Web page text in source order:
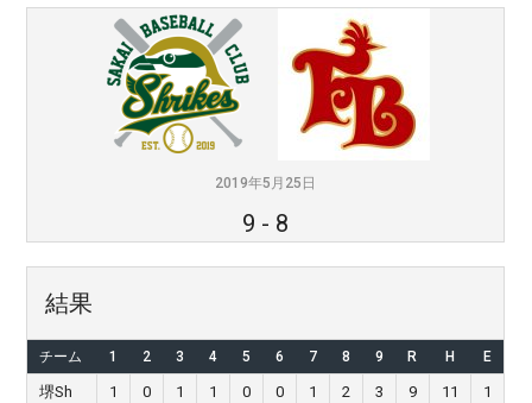
2019年5月25日
9 - 8
結果
チーム 1 2 3 4 5 6 7 8 9 R H E
堺Sh 1 0 1 1 0 0 1 2 3 9 11
1